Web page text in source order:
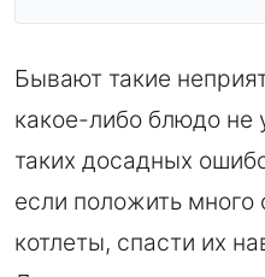
Бывают такие
какое-либо блюдо не
таких досадных
если положить
котлеты, спасти их